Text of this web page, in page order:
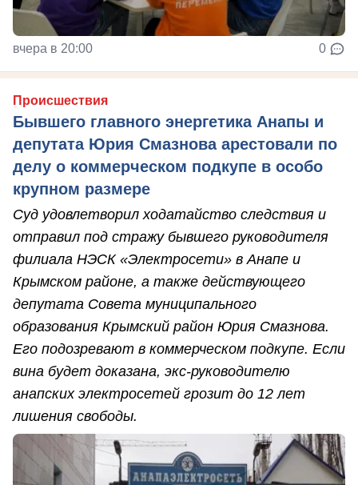
вчера в 20:00 0
Происшествия
Бывшего главного энергетика Анапы и
депутата Юрия Смазнова арестовали по
делу о коммерческом подкупе в особо
крупном размере
Суд удовлетворил ходатайство следствия и
отправил под стражу бывшего руководителя
филиала НЭСК «Электросети» в Анапе и
Крымском районе, а также действующего
депутата Совета муниципального
образования Крымский район Юрия Смазнова.
Его подозревают в коммерческом подкупе. Если
вина будет доказана, экс-руководителю
анапских электросетей грозит до 12 лет
лишения свободы.